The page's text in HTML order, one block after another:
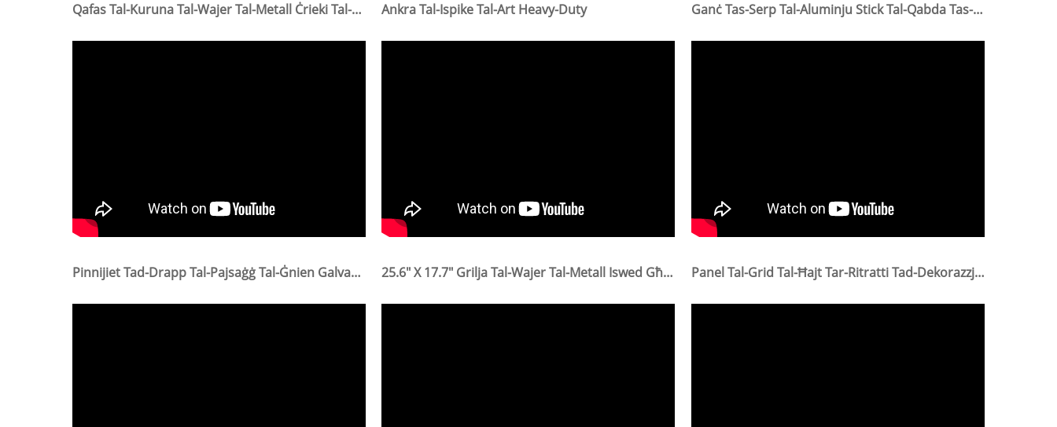
Qafas Tal-Kuruna Tal-Wajer Tal-Metall Ċrieki Tal-Wajer Aħdar Skur Ta' 14-Il Pulzier Għad-Dekorazzjoni Tal-Festival Ankra Tal-Ispike Tal-Art Heavy-Duty Ganċ Tas-Serp Tal-Aluminju Stick Tal-Qabda Tas-Serp Pinzetti Tal-Manku Tas-Serp
Pinnijiet Tad-Drapp Tal-Pajsaġġ Tal-Ġnien Galvanizzat Sod Staple Użati Biex Jiffissaw It-Turf Mal-Art 25.6" X 17.7" Grilja Tal-Wajer Tal-Metall Iswed Għall-Pannell Tal-Grilja Tar-Ritratti Tal-Ħajt Tal-Grilja Tal-Pannell Tal-Ħajt Tal-Grilja Għad-Dekorazzjoni Tad-Dar Panel Tal-Grid Tal-Ħajt Tar-Ritratti Tad-Dekorazzjoni Tad-Dar Ta' 35 * 35cm Panel Tal-Grid Tal-Malja Iwweldjata